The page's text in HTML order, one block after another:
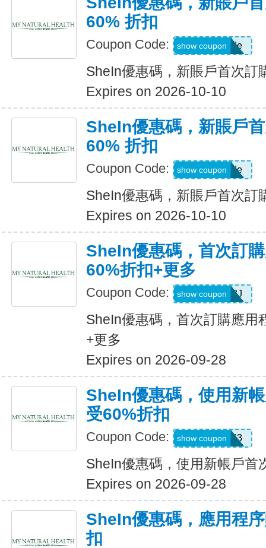
60% 折扣
Coupon Code: Show Code
show coupon
SheIn優惠碼，新賬戶首次訂
Expires on 2026-10-10
SheIn優惠碼，新賬戶
60% 折扣
Coupon Code: Show Code
show coupon
SheIn優惠碼，新賬戶首次訂
Expires on 2026-10-10
SheIn優惠碼，首次訂
60%折扣+更多
Coupon Code: VJTWP3J
show coupon
SheIn優惠碼，首次訂購應用
+更多
Expires on 2026-09-28
SheIn優惠碼，使用新
受60%折扣
Coupon Code: 66WK443
show coupon
SheIn優惠碼，使用新帳戶首
Expires on 2026-09-28
SheIn優惠碼，應用程
扣